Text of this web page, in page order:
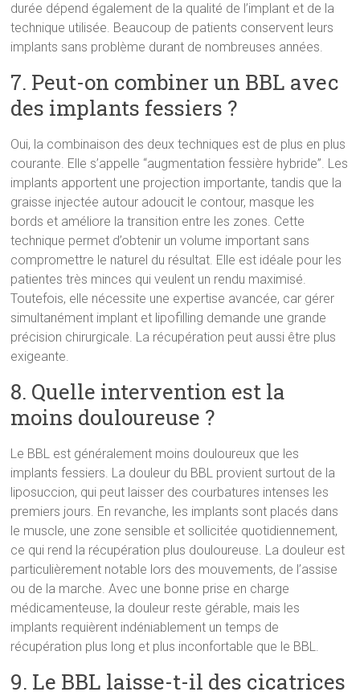
durée dépend également de la qualité de l’implant et de la
technique utilisée. Beaucoup de patients conservent leurs
implants sans problème durant de nombreuses années.
7. Peut-on combiner un BBL avec
des implants fessiers ?
Oui, la combinaison des deux techniques est de plus en plus
courante. Elle s’appelle “augmentation fessière hybride”. Les
implants apportent une projection importante, tandis que la
graisse injectée autour adoucit le contour, masque les
bords et améliore la transition entre les zones. Cette
technique permet d’obtenir un volume important sans
compromettre le naturel du résultat. Elle est idéale pour les
patientes très minces qui veulent un rendu maximisé.
Toutefois, elle nécessite une expertise avancée, car gérer
simultanément implant et lipofilling demande une grande
précision chirurgicale. La récupération peut aussi être plus
exigeante.
8. Quelle intervention est la
moins douloureuse ?
Le BBL est généralement moins douloureux que les
implants fessiers. La douleur du BBL provient surtout de la
liposuccion, qui peut laisser des courbatures intenses les
premiers jours. En revanche, les implants sont placés dans
le muscle, une zone sensible et sollicitée quotidiennement,
ce qui rend la récupération plus douloureuse. La douleur est
particulièrement notable lors des mouvements, de l’assise
ou de la marche. Avec une bonne prise en charge
médicamenteuse, la douleur reste gérable, mais les
implants requièrent indéniablement un temps de
récupération plus long et plus inconfortable que le BBL.
9. Le BBL laisse-t-il des cicatrices